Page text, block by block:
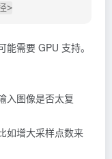
需要 GPU 支持。
入图像是否太复
如增大采样点数来